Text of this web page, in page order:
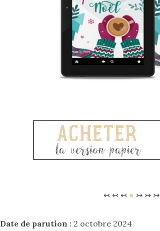
↢ ↢ ↢ ● ↣ ↣ ↣
Date de parution :2 octobre 2024